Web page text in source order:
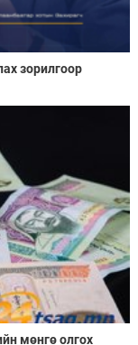
зорилгоор
мөнгө олгох